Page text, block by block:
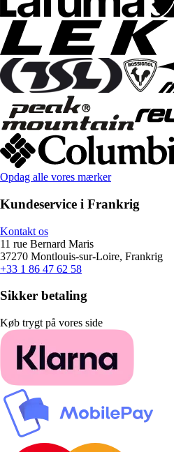
Opdag alle vores mærker
Kundeservice i Frankrig
Kontakt os
11 rue Bernard Maris
37270 Montlouis-sur-Loire, Frankrig
+33 1 86 47 62 58
Sikker betaling
Køb trygt på vores side